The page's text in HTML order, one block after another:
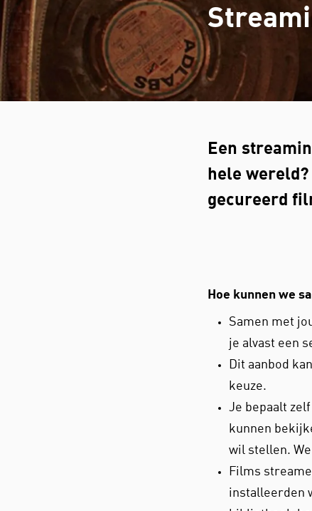
Een
hele wereld?
gecureerd
Hoe kunnen we
Samen met
je alvast een
Dit aanbod
keuze.
Je bepaalt
kunnen
wil stellen.
Films
installeerden